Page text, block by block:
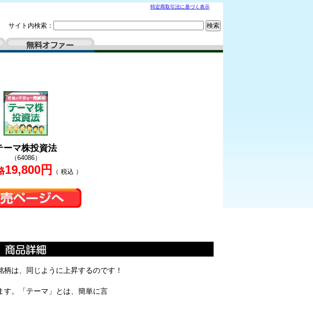
特定商取引法に基づく表示
サイト内検索：
ーマ株投資法
（64086）
19,800円 （ 税込 ）
は、同じように上昇するのです！
す。「テーマ」とは、簡単に言